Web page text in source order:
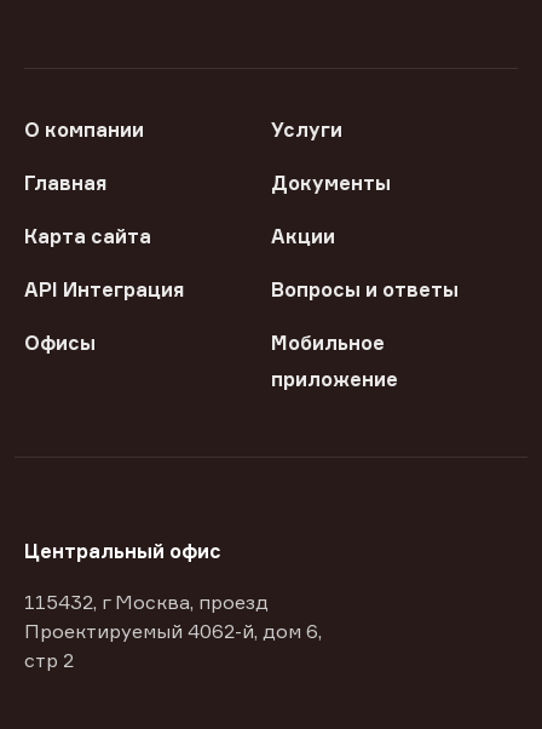
О компании Услуги
Главная Документы
Карта сайта Акции
API Интеграция Вопросы и ответы
Офисы
Мобильное
приложение
Центральный офис
115432, г Москва, проезд
Проектируемый 4062-й, дом 6,
стр 2